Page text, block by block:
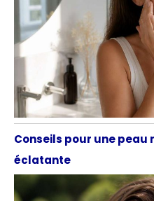
Conseils pour une peau
éclatante